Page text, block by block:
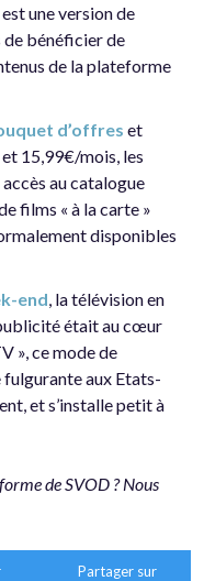
une version de
bénéficier de
de la plateforme
d’offres et
15,99€/mois, les
au catalogue
films « à la carte »
disponibles
end , la télévision en
était au cœur
», ce mode de
aux Etats-
et s’installe petit à
de SVOD ? Nous
Partager sur